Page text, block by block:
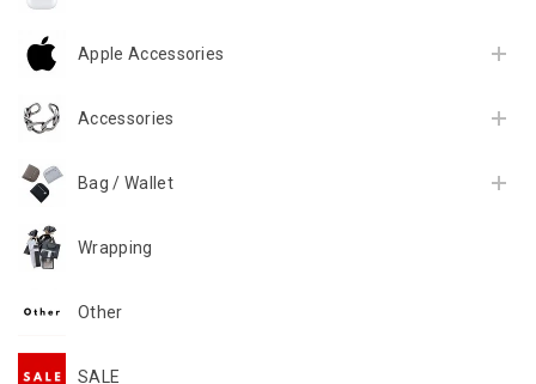
Apple Accessories
Accessories
Bag / Wallet
Wrapping
Other
SALE